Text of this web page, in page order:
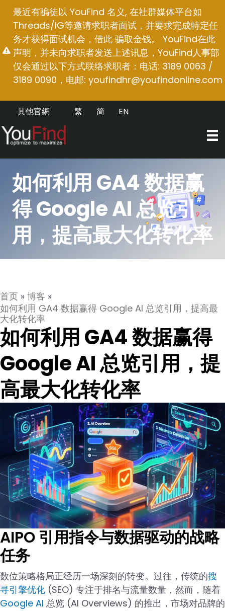
最近有骗徒以 YouFind 名义, 在社群媒体平台如
Threads/IG等邀请求职者面试，并要求完成特定任
务才获得面试机会，借此 骗取金钱。 YouFind在此
声明，并未向求职者发送上述讯息，YouFind人事部
仅会通过以下方式联络求职者：电话: 3189 0063 /
3189 0090，电邮: youfindhr@youfindonline.com
其他官網 EN
简
繁
如何利用 GA4 数据赢
得 Google AI 总览引
用，提高最大化转化率
首页 » 博客 »
如何利用 GA4 数据赢得 Google AI 总览引用，提高最
大化转化率
如何利用 GA4 数据赢得
Google AI 总览引用，提
高最大化转化率
AIPO 引用指令与数据驱动的战略
任务
数位策略格局正经历一场深刻的转变。过往，传统的搜
寻引擎优化 (SEO) 专注于排名与流量数量，然而，随着
Google AI 总览 (AI Overviews) 的推出，市场对品牌的